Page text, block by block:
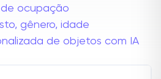
ocupação
gênero, idade
de objetos com IA